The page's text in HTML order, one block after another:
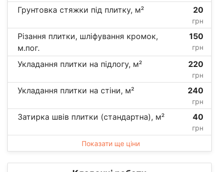
Грунтовка стяжки під плитку, м² 20
грн
Різання плитки, шліфування кромок,
м.пог.
150
грн
Укладання плитки на підлогу, м² 220
грн
Укладання плитки на стіни, м² 240
грн
Затирка швів плитки (стандартна), м² 40
грн
Показати ще ціни